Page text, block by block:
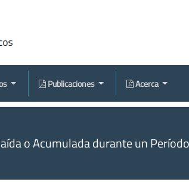
Publicaciones Acerca
o Acumulada durante un